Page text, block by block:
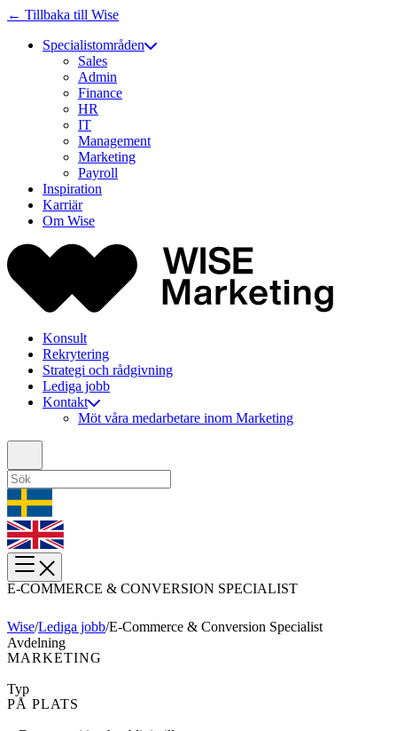
← Tillbaka till Wise
Specialistområden
Sales
Admin
Finance
HR
IT
Management
Marketing
Payroll
Inspiration
Karriär
Om Wise
Konsult
Rekrytering
Strategi och rådgivning
Lediga jobb
Kontakt
Möt våra medarbetare inom Marketing
E-COMMERCE & CONVERSION SPECIALIST
Wise/Lediga jobb/E-Commerce & Conversion Specialist
Avdelning
MARKETING
Typ
PÅ PLATS